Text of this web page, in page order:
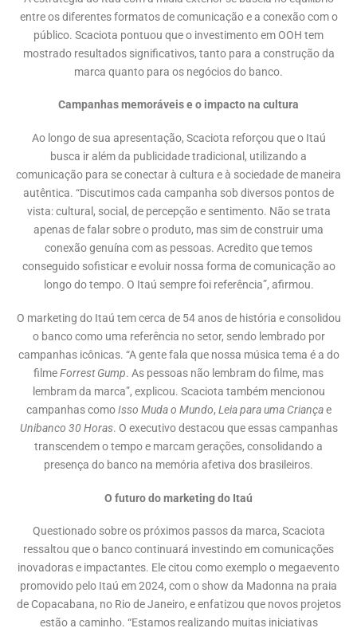
entre os diferentes formatos de comunicação e a conexão com o
público. Scaciota pontuou que o investimento em OOH tem
mostrado resultados significativos, tanto para a construção da
marca quanto para os negócios do banco.
Campanhas memoráveis e o impacto na cultura
Ao longo de sua apresentação, Scaciota reforçou que o Itaú
busca ir além da publicidade tradicional, utilizando a
comunicação para se conectar à cultura e à sociedade de maneira
autêntica. “Discutimos cada campanha sob diversos pontos de
vista: cultural, social, de percepção e sentimento. Não se trata
apenas de falar sobre o produto, mas sim de construir uma
conexão genuína com as pessoas. Acredito que temos
conseguido sofisticar e evoluir nossa forma de comunicação ao
longo do tempo. O Itaú sempre foi referência”, afirmou.
O marketing do Itaú tem cerca de 54 anos de história e consolidou
o banco como uma referência no setor, sendo lembrado por
campanhas icônicas. “A gente fala que nossa música tema é a do
filmeForrest Gump. As pessoas não lembram do filme, mas
lembram da marca”, explicou. Scaciota também mencionou
campanhas comoIsso Muda o Mundo, Leia para uma Criançae
Unibanco 30 Horas. O executivo destacou que essas campanhas
transcendem o tempo e marcam gerações, consolidando a
presença do banco na memória afetiva dos brasileiros.
O futuro do marketing do Itaú
Questionado sobre os próximos passos da marca, Scaciota
ressaltou que o banco continuará investindo em comunicações
inovadoras e impactantes. Ele citou como exemplo o megaevento
promovido pelo Itaú em 2024, com o show da Madonna na praia
de Copacabana, no Rio de Janeiro, e enfatizou que novos projetos
estão a caminho. “Estamos realizando muitas iniciativas